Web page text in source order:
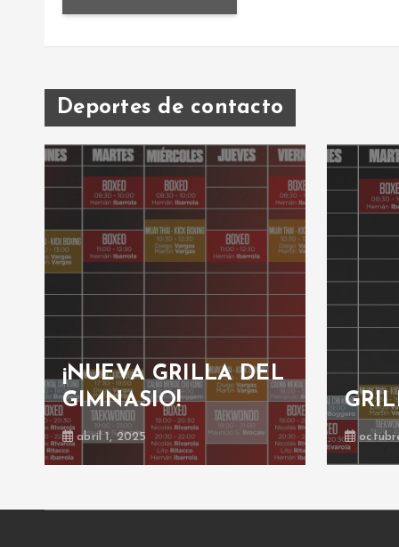
Deportes de contacto
¡NUEVA GRILLA DEL
GIMNASIO!
abril 1, 2025